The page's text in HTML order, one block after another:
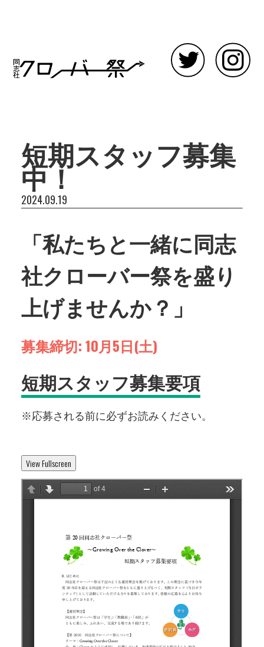
短期スタッフ募集
中！
2024.09.19
「私たちと一緒に同志
社クローバー祭を盛り
上げませんか？」
募集締切: 10月5日(土)
短期スタッフ募集要項
※応募される前に必ずお読みください。
View Fullscreen